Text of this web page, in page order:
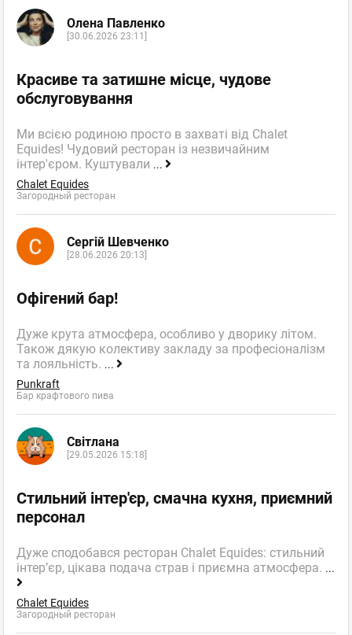
Олена Павленко
[30.06.2026 23:11]
Красиве та затишне місце, чудове
обслуговування
Ми всією родиною просто в захваті від Chalet
Equides! Чудовий ресторан із незвичайним
інтер'єром. Куштували ...
Chalet Equides
Загородный ресторан
Сергій Шевченко
[28.06.2026 20:13]
Офігений бар!
Дуже крута атмосфера, особливо у дворику літом.
Також дякую колективу закладу за професіоналізм
та лояльність. ...
Punkraft
Бар крафтового пива
Світлана
[29.05.2026 15:18]
Стильний інтер'єр, смачна кухня, приємний
персонал
Дуже сподобався ресторан Chalet Equides: стильний
інтер’єр, цікава подача страв і приємна атмосфера. ...
Chalet Equides
Загородный ресторан